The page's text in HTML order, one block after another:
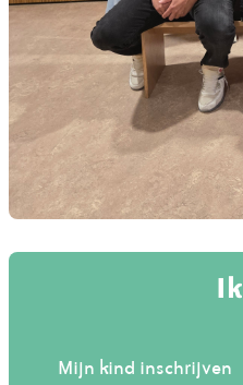
Mijn kind inschrijven